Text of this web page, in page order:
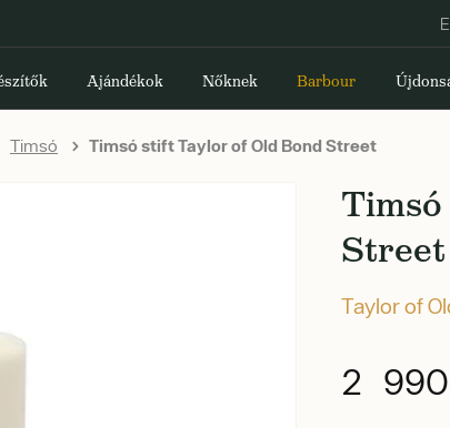
Ajándékok Nőknek Barbour
Timsó Timsó stift Taylor of Old Bond Street
Street
Taylor of
2